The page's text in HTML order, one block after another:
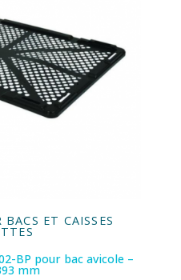
BACS ET CAISSES
BP pour bac avicole –
mm